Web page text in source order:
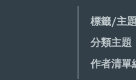
標籤/主
分類主題
作者清單